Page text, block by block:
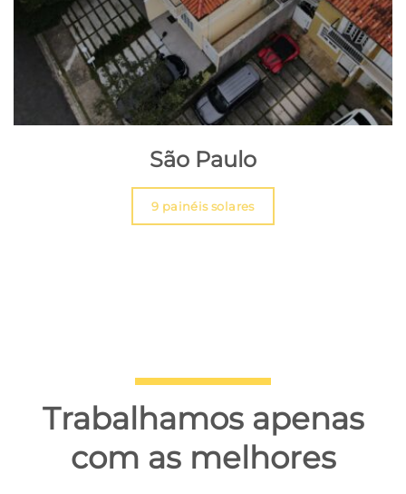
São Paulo
9 painéis solares
Trabalhamos apenas
com as melhores